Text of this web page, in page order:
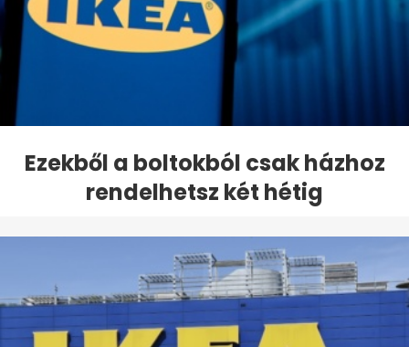
Ezekből a boltokból csak házhoz
rendelhetsz két hétig